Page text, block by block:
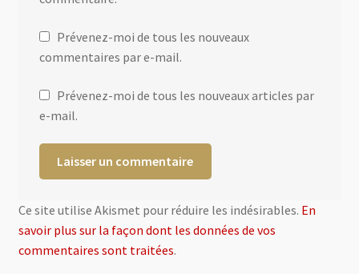
Prévenez-moi de tous les nouveaux
commentaires par e-mail.
Prévenez-moi de tous les nouveaux articles par
e-mail.
Ce site utilise Akismet pour réduire les indésirables. En
savoir plus sur la façon dont les données de vos
commentaires sont traitées.